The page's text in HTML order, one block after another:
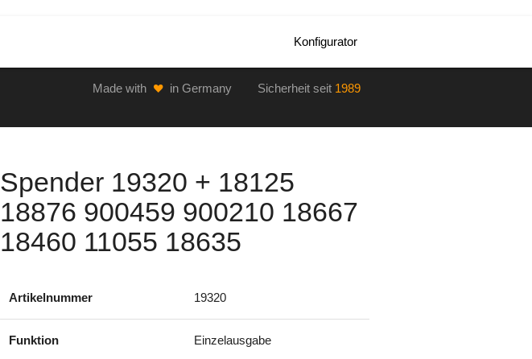
Konfigurator
Made with in Germany Sicherheit seit 1989
Spender 19320 + 18125
18876 900459 900210 18667
18460 11055 18635
Artikelnummer 19320
Funktion Einzelausgabe